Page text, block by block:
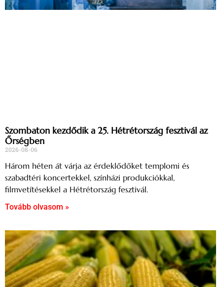
Szombaton kezdődik a 25. Hétrétország fesztivál az
Őrségben
2026-08-06
Három héten át várja az érdeklődőket templomi és
szabadtéri koncertekkel, színházi produkciókkal,
filmvetítésekkel a Hétrétország fesztivál.
Tovább olvasom »